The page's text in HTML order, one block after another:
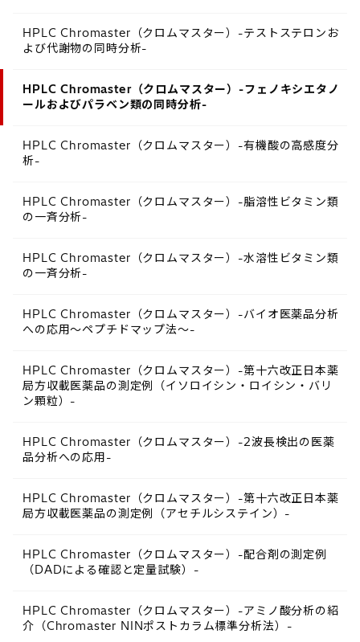
HPLC Chromaster（クロムマスター）-テストステロンお
よび代謝物の同時分析-
HPLC Chromaster（クロムマスター）-フェノキシエタノ
ールおよびパラベン類の同時分析-
HPLC Chromaster（クロムマスター）-有機酸の高感度分
析-
HPLC Chromaster（クロムマスター）-脂溶性ビタミン類
の一斉分析-
HPLC Chromaster（クロムマスター）-水溶性ビタミン類
の一斉分析-
HPLC Chromaster（クロムマスター）-バイオ医薬品分析
への応用～ペプチドマップ法～-
HPLC Chromaster（クロムマスター）-第十六改正日本薬
局方収載医薬品の測定例（イソロイシン・ロイシン・バリ
ン顆粒）-
HPLC Chromaster（クロムマスター）-2波長検出の医薬
品分析への応用-
HPLC Chromaster（クロムマスター）-第十六改正日本薬
局方収載医薬品の測定例（アセチルシステイン）-
HPLC Chromaster（クロムマスター）-配合剤の測定例
（DADによる確認と定量試験）-
HPLC Chromaster（クロムマスター）-アミノ酸分析の紹
介（Chromaster NINポストカラム標準分析法）-